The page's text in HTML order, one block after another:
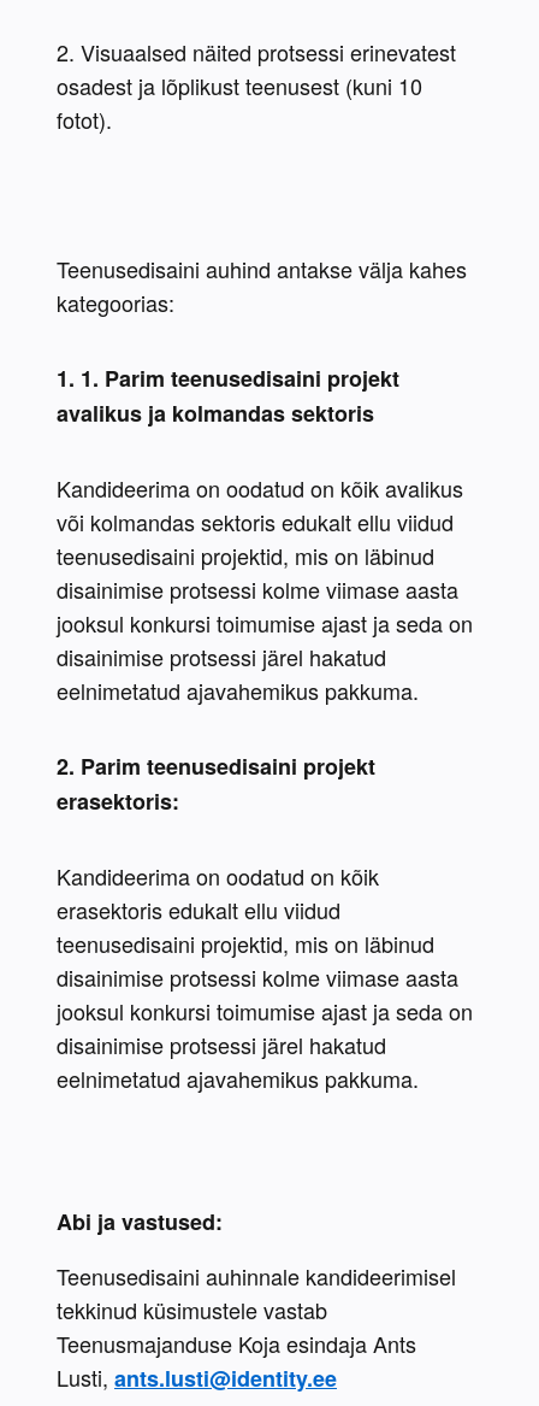
2. Visuaalsed näited protsessi erinevatest
osadest ja lõplikust teenusest (kuni 10
fotot).
Teenusedisaini auhind antakse välja kahes
kategoorias:
1. 1. Parim teenusedisaini projekt
avalikus ja kolmandas sektoris
Kandideerima on oodatud on kõik avalikus
või kolmandas sektoris edukalt ellu viidud
teenusedisaini projektid, mis on läbinud
disainimise protsessi kolme viimase aasta
jooksul konkursi toimumise ajast ja seda on
disainimise protsessi järel hakatud
eelnimetatud ajavahemikus pakkuma.
2. Parim teenusedisaini projekt
erasektoris:
Kandideerima on oodatud on kõik
erasektoris edukalt ellu viidud
teenusedisaini projektid, mis on läbinud
disainimise protsessi kolme viimase aasta
jooksul konkursi toimumise ajast ja seda on
disainimise protsessi järel hakatud
eelnimetatud ajavahemikus pakkuma.
Abi ja vastused:
Teenusedisaini auhinnale kandideerimisel
tekkinud küsimustele vastab
Teenusmajanduse Koja esindaja Ants
Lusti, ants.lusti@identity.ee